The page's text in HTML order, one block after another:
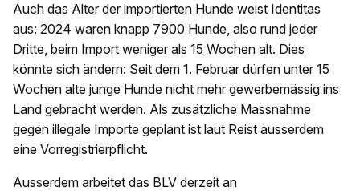
Auch das Alter der importierten Hunde weist Identitas
aus: 2024 waren knapp 7900 Hunde, also rund jeder
Dritte, beim Import weniger als 15 Wochen alt. Dies
könnte sich ändern: Seit dem 1. Februar dürfen unter 15
Wochen alte junge Hunde nicht mehr gewerbemässig ins
Land gebracht werden. Als zusätzliche Massnahme
gegen illegale Importe geplant ist laut Reist ausserdem
eine Vorregistrierpflicht.
Ausserdem arbeitet das BLV derzeit an